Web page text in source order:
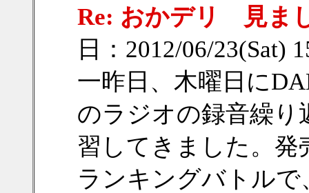
Re: おかデリ 見ま
日：2012/06/23(Sat)
一昨日、木曜日に
のラジオの録音繰り
習してきました。
ランキングバトル